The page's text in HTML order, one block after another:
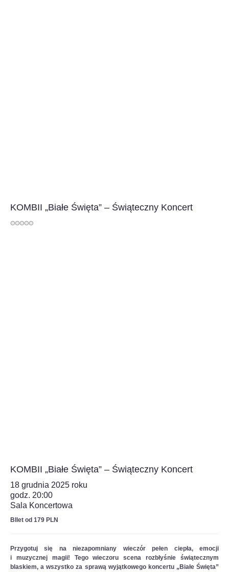
KOMBII „Białe Święta” – Świąteczny Koncert
KOMBII „Białe Święta” – Świąteczny Koncert
18 grudnia 2025 roku
godz. 20:00
Sala Koncertowa
BIlet od 179 PLN
Przygotuj się na niezapomniany wieczór pełen ciepła, emocji
i muzycznej magii! Tego wieczoru scena rozbłyśnie świątecznym
blaskiem, a wszystko za sprawą wyjątkowego koncertu „Białe Święta”